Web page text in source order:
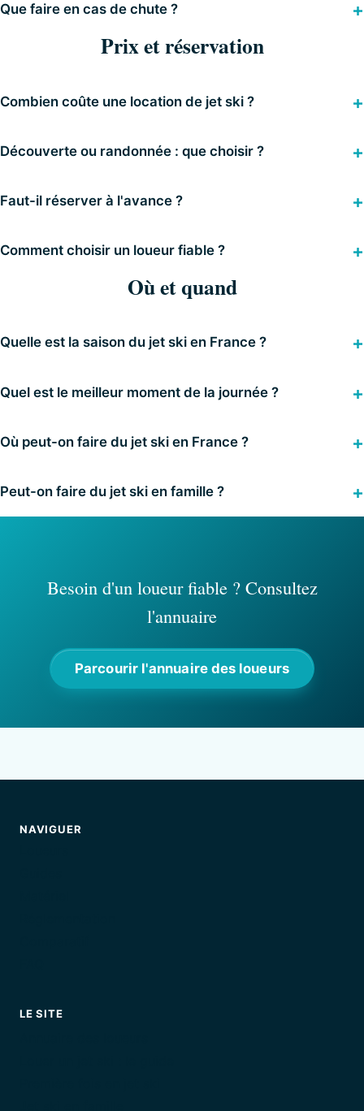
Que faire en cas de chute ?
Prix et réservation
Combien coûte une location de jet ski ?
Découverte ou randonnée : que choisir ?
Faut-il réserver à l'avance ?
Comment choisir un loueur fiable ?
Où et quand
Quelle est la saison du jet ski en France ?
Quel est le meilleur moment de la journée ?
Où peut-on faire du jet ski en France ?
Peut-on faire du jet ski en famille ?
Besoin d'un loueur fiable ? Consultez
l'annuaire
Parcourir l'annuaire des loueurs
NAVIGUER
LE SITE